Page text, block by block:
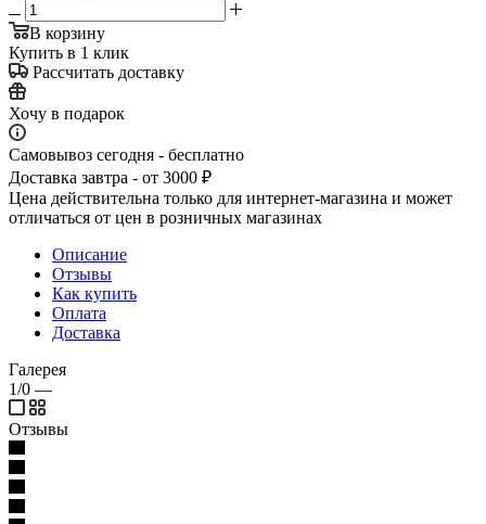
В корзину
Купить в 1 клик
Рассчитать доставку
Хочу в подарок
Самовывоз сегодня - бесплатно
Доставка завтра - от 3000 ₽
Цена действительна только для интернет-магазина и может
отличаться от цен в розничных магазинах
Описание
Отзывы
Как купить
Оплата
Доставка
Галерея
1/0 —
Отзывы